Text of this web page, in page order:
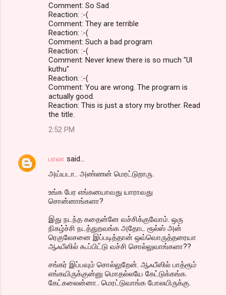
Comment: So Sad
Reaction: :-(
Comment: They are terrible
Reaction: :-(
Comment: Such a bad program
Reaction: :-(
Comment: Never knew there is so much "Ul
kuthu"
Reaction: :-(
Comment: You are wrong. The program is
actually good.
Reaction: This is just a story my brother. Read
the title.
2:52 PM
பாலா said…
அய்யடா.. அண்ணன் மெரட்டுறாரு.
உங்க பேர எங்கனயாவது யாராவது
சொன்னாங்களா?
இது நடந்த கதைன்னே வச்சிக்குவோம். ஒரு
நிகழ்ச்சி நடத்துறவங்க அதோட ரூல்ஸ் அன்
ரெகுலேசனை இப்படித்தான் ஒவ்வொருத்தரையா
ஆஃபீஸில் கூப்பிட்டு வச்சி சொல்லுவாங்களா??
சங்கர் இப்பவும் சொல்லுறேன். ஆஃபீஸில் பாத்ரூம்
எங்கயிருக்குன்னு மொதல்லயே கேட்டுக்கங்க.
கேட்கலைன்னா.. மெரட்டுவாங்க போலயிருக்கு.